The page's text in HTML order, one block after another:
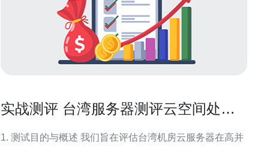
实战测评 台湾服务器测评云空间处理
1. 测试目的与概述 我们旨在评估台湾机房云服务器在高并